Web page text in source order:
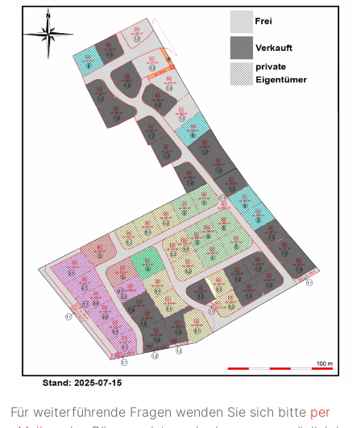
Für weiterführende Fragen wenden Sie sich bitte per